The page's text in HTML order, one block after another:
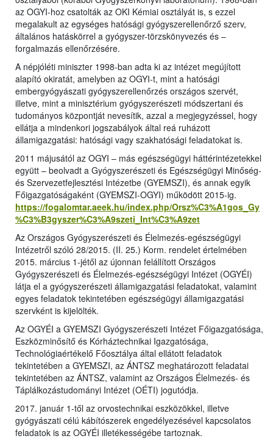
az OGYI-hoz csatolták az OKI Kémiai osztályát is, s ezzel
megalakult az egységes hatósági gyógyszerellenőrző szerv,
általános hatáskörrel a gyógyszer-törzskönyvezés és –
forgalmazás ellenőrzésére.
A népjóléti miniszter 1998-ban adta ki az intézet megújított
alapító okiratát, amelyben az OGYI-t, mint a hatósági
embergyógyászati gyógyszerellenőrzés országos szervét,
illetve, mint a minisztérium gyógyszerészeti módszertani és
tudományos központját nevesítik, azzal a megjegyzéssel, hogy
ellátja a mindenkori jogszabályok által reá ruházott
államigazgatási: hatósági vagy szakhatósági feladatokat is.
2011 májusától az OGYI – más egészségügyi háttérintézetekkel
együtt – beolvadt a Gyógyszerészeti és Egészségügyi Minőség-
és Szervezetfejlesztési Intézetbe (GYEMSZI), és annak egyik
Főigazgatóságaként (GYEMSZI-OGYI) működött 2015-ig.
https://fogalomtar.aeek.hu/index.php/Orsz%C3%A1gos_Gy
%C3%B3gyszer%C3%A9szeti_Int%C3%A9zet
Az Országos Gyógyszerészeti és Élelmezés-egészségügyi
Intézetről szóló 28/2015. (II. 25.) Korm. rendelet értelmében
2015. március 1-jétől az újonnan felállított Országos
Gyógyszerészeti és Élelmezés-egészségügyi Intézet (OGYÉI)
látja el a gyógyszerészeti államigazgatási feladatokat, valamint
egyes feladatok tekintetében egészségügyi államigazgatási
szervként is kijelölték.
Az OGYÉI a GYEMSZI Gyógyszerészeti Intézet Főigazgatósága,
Eszközminősítő és Kórháztechnikai Igazgatósága,
Technológiaértékelő Főosztálya által ellátott feladatok
tekintetében a GYEMSZI, az ÁNTSZ meghatározott feladatai
tekintetében az ÁNTSZ, valamint az Országos Élelmezés- és
Táplálkozástudományi Intézet (OÉTI) jogutódja.
2017. január 1-től az orvostechnikai eszközökkel, illetve
gyógyászati célú kábítószerek engedélyezésével kapcsolatos
feladatok is az OGYÉI illetékességébe tartoznak.